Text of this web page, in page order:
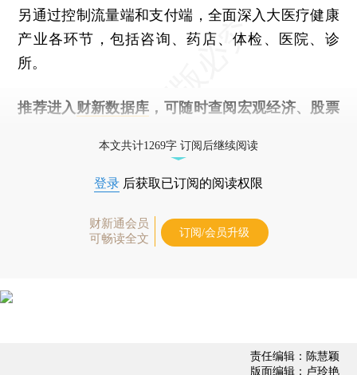
另通过控制流量端和支付端，全面深入大医疗健康
产业各环节，包括咨询、药店、体检、医院、诊
所。
推荐进入 财新数据库 ，可随时查阅宏观经济、股票
本文共计1269字 订阅后继续阅读
登录 后获取已订阅的阅读权限
财新通会员
可畅读全文
订阅/会员升级
责任编辑：陈慧颖
版面编辑：卢玲艳